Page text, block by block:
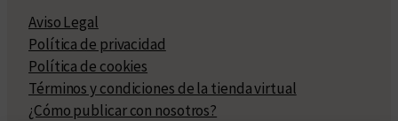
Aviso Legal
Política de privacidad
Política de cookies
Términos y condiciones de la tienda virtual
¿Cómo publicar con nosotros?